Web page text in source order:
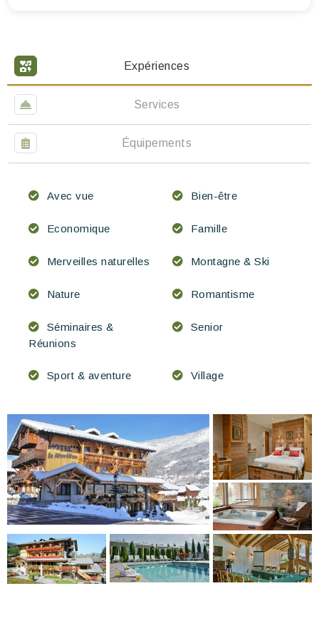
Expériences
Services
Équipements
Avec vue Bien-être
Economique Famille
Merveilles naturelles Montagne & Ski
Nature Romantisme
Séminaires &
Réunions
Senior
Sport & aventure Village